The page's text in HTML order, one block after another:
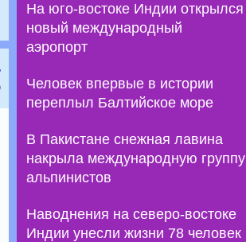
На юго-востоке Индии открылся
новый международный
аэропорт
Человек впервые в истории
переплыл Балтийское море
В Пакистане снежная лавина
накрыла международную группу
альпинистов
Наводнения на северо-востоке
Индии унесли жизни 78 человек